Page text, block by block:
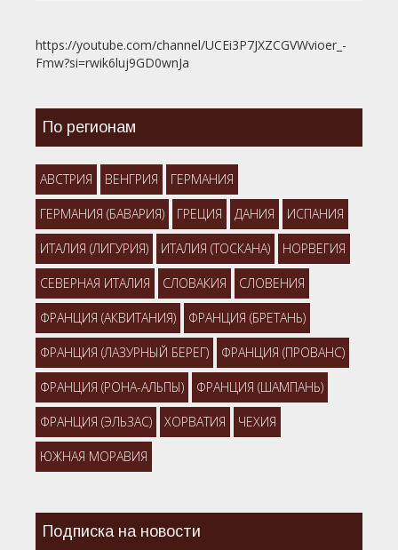
https://youtube.com/channel/UCEi3P7JXZCGVWvioer_-
Fmw?si=rwik6luj9GD0wnJa
По регионам
АВСТРИЯ ВЕНГРИЯ ГЕРМАНИЯ
ГЕРМАНИЯ (БАВАРИЯ) ГРЕЦИЯ ДАНИЯ ИСПАНИЯ
ИТАЛИЯ (ЛИГУРИЯ) ИТАЛИЯ (ТОСКАНА) НОРВЕГИЯ
СЕВЕРНАЯ ИТАЛИЯ СЛОВАКИЯ СЛОВЕНИЯ
ФРАНЦИЯ (АКВИТАНИЯ) ФРАНЦИЯ (БРЕТАНЬ)
ФРАНЦИЯ (ЛАЗУРНЫЙ БЕРЕГ) ФРАНЦИЯ (ПРОВАНС)
ФРАНЦИЯ (РОНА-АЛЬПЫ) ФРАНЦИЯ (ШАМПАНЬ)
ФРАНЦИЯ (ЭЛЬЗАС) ХОРВАТИЯ ЧЕХИЯ
ЮЖНАЯ МОРАВИЯ
Подписка на новости